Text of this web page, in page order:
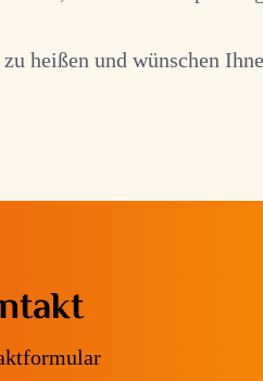
heißen und wünschen